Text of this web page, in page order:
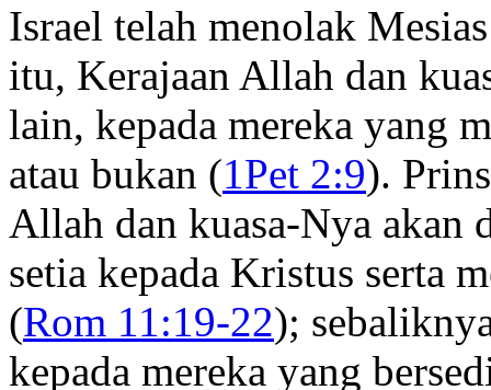
Israel telah menolak
itu, Kerajaan Allah dan
lain, kepada mereka yang
atau bukan (1Pet 2:9).
Allah dan kuasa-Nya akan
setia kepada Kristus serta
(Rom 11:19-22);
kepada mereka yang